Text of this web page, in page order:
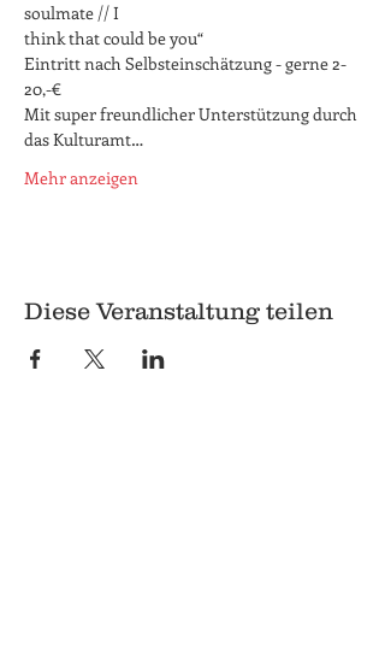
soulmate // I
think that could be you“
Eintritt nach Selbsteinschätzung - gerne 2-
20,-€
Mit super freundlicher Unterstützung durch
das Kulturamt…
Mehr anzeigen
Diese Veranstaltung teilen